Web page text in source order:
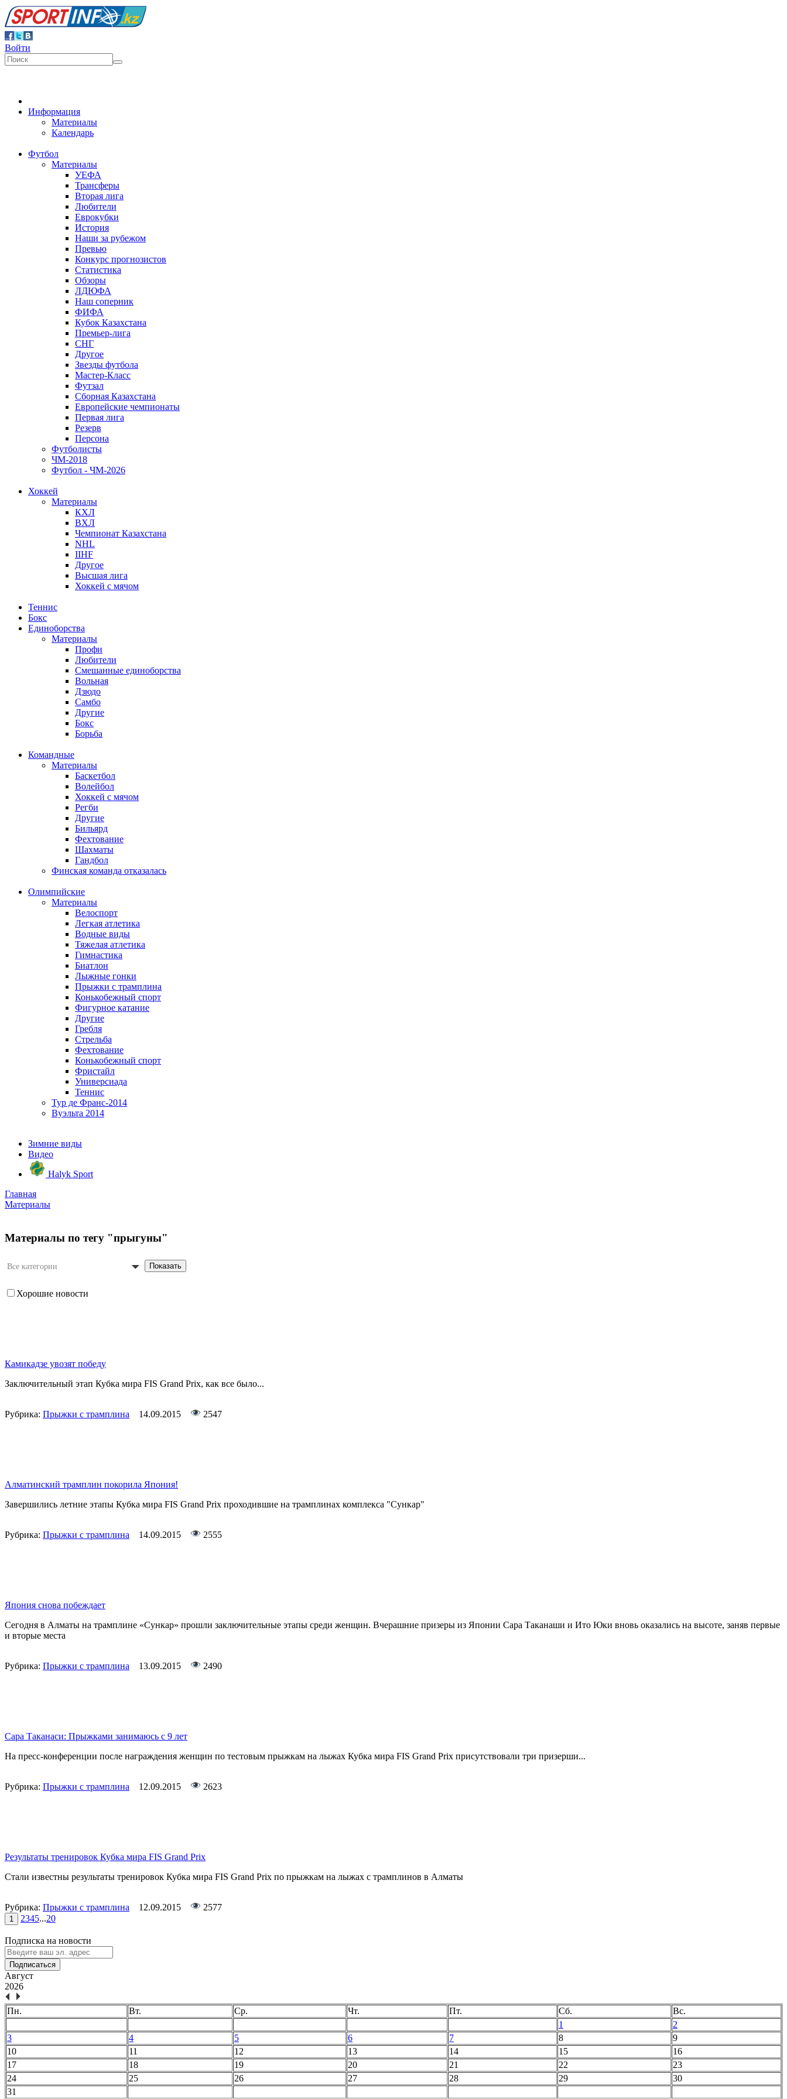
Войти
Информация
Материалы
Календарь
Футбол
Материалы
УЕФА
Трансферы
Вторая лига
Любители
Еврокубки
История
Наши за рубежом
Превью
Конкурс прогнозистов
Статистика
Обзоры
ЛДЮФА
Наш соперник
ФИФА
Кубок Казахстана
Премьер-лига
СНГ
Другое
Звезды футбола
Мастер-Класс
Футзал
Сборная Казахстана
Европейские чемпионаты
Первая лига
Резерв
Персона
Футболисты
ЧМ-2018
Футбол - ЧМ-2026
Хоккей
Материалы
КХЛ
ВХЛ
Чемпионат Казахстана
NHL
IIHF
Другое
Высшая лига
Хоккей с мячом
Теннис
Бокс
Единоборства
Материалы
Профи
Любители
Смешанные единоборства
Вольная
Дзюдо
Самбо
Другие
Бокс
Борьба
Командные
Материалы
Баскетбол
Волейбол
Хоккей с мячом
Регби
Другие
Бильярд
Фехтование
Шахматы
Гандбол
Финская команда отказалась
Олимпийские
Материалы
Велоспорт
Легкая атлетика
Водные виды
Тяжелая атлетика
Гимнастика
Биатлон
Лыжные гонки
Прыжки с трамплина
Конькобежный спорт
Фигурное катание
Другие
Гребля
Стрельба
Фехтование
Конькобежный спорт
Фристайл
Универсиада
Теннис
Тур де Франс-2014
Вуэльта 2014
Зимние виды
Видео
Halyk Sport
Главная
Материалы
Материалы по тегу "прыгуны"
Все категории Показать
Хорошие новости
Камикадзе увозят победу
Заключительный этап Кубка мира FIS Grand Prix, как все было...
Рубрика: Прыжки с трамплина 14.09.2015 2547
Алматинский трамплин покорила Япония!
Завершились летние этапы Кубка мира FIS Grand Prix проходившие на трамплинах комплекса "Сункар"
Рубрика: Прыжки с трамплина 14.09.2015 2555
Япония снова побеждает
Сегодня в Алматы на трамплине «Сункар» прошли заключительные этапы среди женщин. Вчерашние призеры из Японии Сара Таканаши и Ито Юки вновь оказались на высоте, заняв первые
и вторые места
Рубрика: Прыжки с трамплина 13.09.2015 2490
Сара Таканаси: Прыжками занимаюсь с 9 лет
На пресс-конференции после награждения женщин по тестовым прыжкам на лыжах Кубка мира FIS Grand Prix присутствовали три призерши...
Рубрика: Прыжки с трамплина 12.09.2015 2623
Результаты тренировок Кубка мира FIS Grand Prix
Стали известны результаты тренировок Кубка мира FIS Grand Prix по прыжкам на лыжах с трамплинов в Алматы
Рубрика: Прыжки с трамплина 12.09.2015 2577
1 2345...20
Подписка на новости
Подписаться
Август
2026
Пн. Вт. Ср. Чт. Пт. Сб.
Вс.
1
2
3
4 5 6 7 8
9
10
11 12 13 14 15
16
17
18 19 20 21 22
23
24
25 26 27 28 29
30
31